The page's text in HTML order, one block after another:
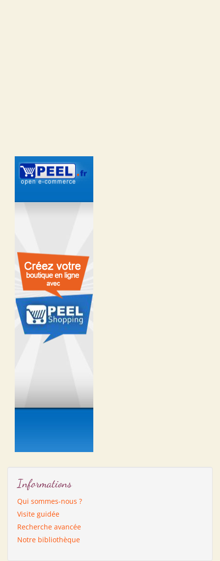
Informations
Qui sommes-nous ?
Visite guidée
Recherche avancée
Notre bibliothèque